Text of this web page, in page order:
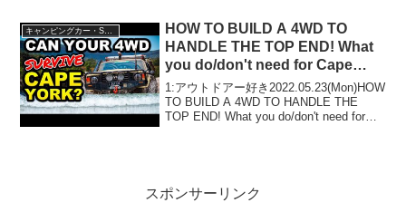
2026.05.08(Fri)この動...
キャンピングカー・SUV人気車種
HOW TO BUILD A 4WD TO
HANDLE THE TOP END! What
you do/don't need for Cape
York, Kimberley & the Gulf
1:アウトドアー好き2022.05.23(Mon)HOW
TO BUILD A 4WD TO HANDLE THE
TOP END! What you do/don't need for
スポンサーリンク